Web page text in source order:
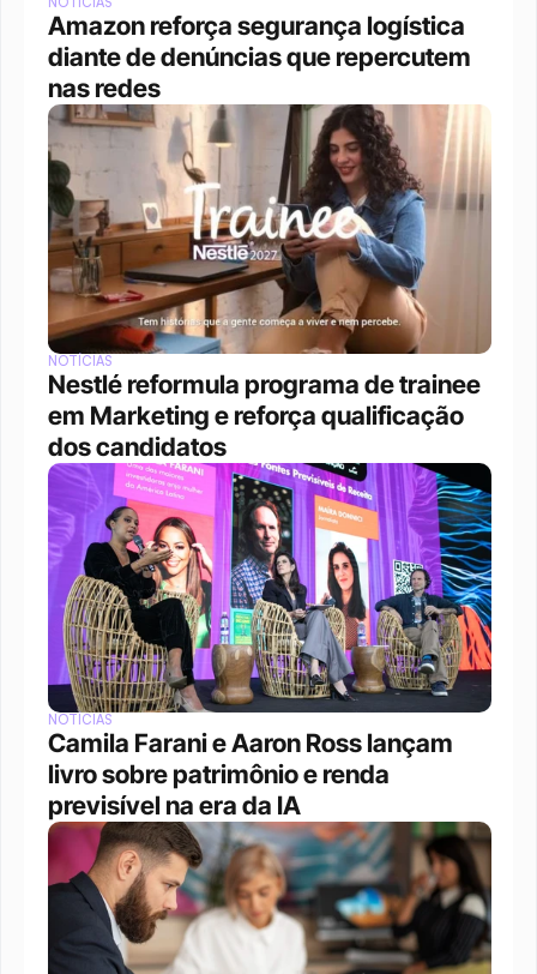
Amazon reforça segurança logística
diante de denúncias que repercutem
nas redes
NOTÍCIAS
Nestlé reformula programa de trainee
em Marketing e reforça qualificação
dos candidatos
NOTÍCIAS
Camila Farani e Aaron Ross lançam
livro sobre patrimônio e renda
previsível na era da IA